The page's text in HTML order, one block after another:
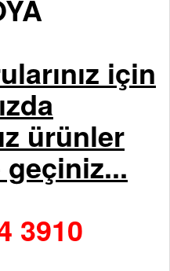
için
ürünler
3910